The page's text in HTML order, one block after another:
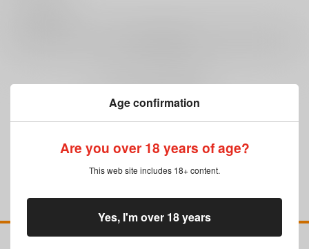
Age confirmation
Are you over 18 years of age?
This web site includes 18+ content.
Yes, I'm over 18 years